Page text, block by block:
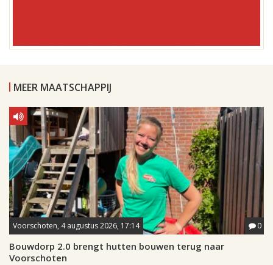
MEER MAATSCHAPPIJ
Voorschoten, 4 augustus 2026, 17:14 0
Bouwdorp 2.0 brengt hutten bouwen terug naar
Voorschoten